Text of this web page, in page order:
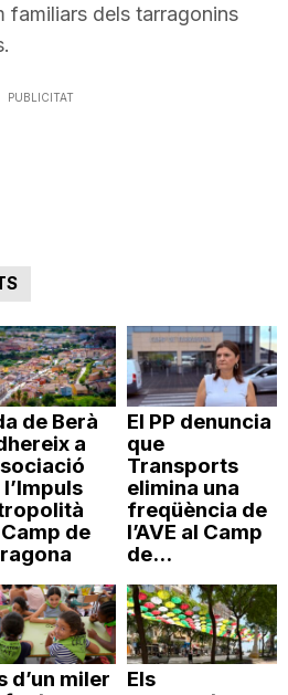
familiars dels tarragonins
PUBLICITAT
de Berà
a
de
El PP denuncia
que
Transports
elimina una
freqüència de
l’AVE al Camp
de...
d’un miler
Els